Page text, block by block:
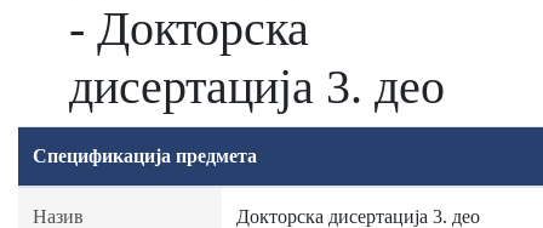
- Докторска
дисертација 3. део
Спецификација предмета
Назив Докторска дисертација 3. део